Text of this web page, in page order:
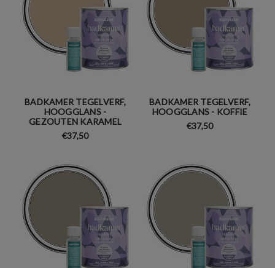
BADKAMER TEGELVERF,
HOOGGLANS -
GEZOUTEN KARAMEL
€37,50
BADKAMER TEGELVERF,
HOOGGLANS - KOFFIE
€37,50